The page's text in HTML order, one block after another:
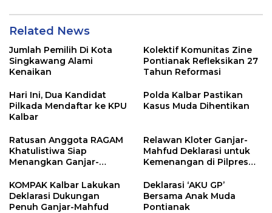
Related News
Jumlah Pemilih Di Kota
Singkawang Alami
Kenaikan
Kolektif Komunitas Zine
Pontianak Refleksikan 27
Tahun Reformasi
Hari Ini, Dua Kandidat
Pilkada Mendaftar ke KPU
Kalbar
Polda Kalbar Pastikan
Kasus Muda Dihentikan
Ratusan Anggota RAGAM
Khatulistiwa Siap
Menangkan Ganjar-
Relawan Kloter Ganjar-
Mahfud Deklarasi untuk
Kemenangan di Pilpres
KOMPAK Kalbar Lakukan
Deklarasi Dukungan
Penuh Ganjar-Mahfud
Deklarasi ‘AKU GP’
Bersama Anak Muda
Pontianak